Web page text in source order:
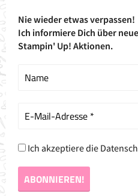
Nie wieder etwas verpassen!
Ich informiere Dich über
Stampin' Up! Aktionen.
Ich akzeptiere die